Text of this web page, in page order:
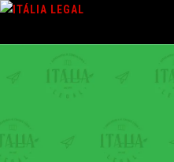
Pular